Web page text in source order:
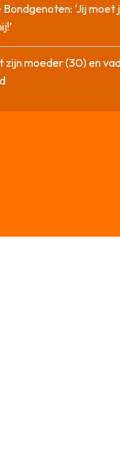
‘Jij moet
zijn moeder (30) en